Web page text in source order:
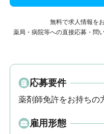
無料で求人情報を
薬局・病院等への直接応募・問
応募要件
薬剤師免許をお持ちの
雇用形態